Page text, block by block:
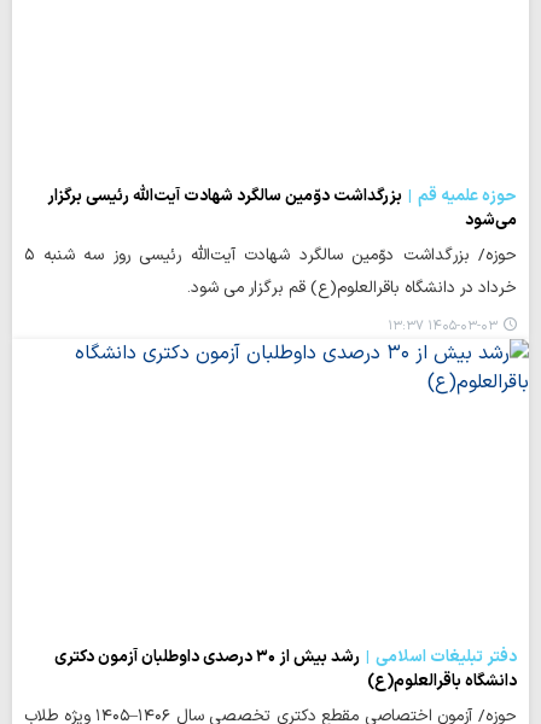
حوزه علمیه قم
بزرگداشت دوّمین سالگرد شهادت آیت‌الله رئیسی برگزار
می‌شود
حوزه/ بزرگداشت دوّمین سالگرد شهادت آیت‌الله رئیسی روز سه شنبه ۵
خرداد در دانشگاه باقرالعلوم(ع) قم برگزار می شود.
۱۴۰۵-۰۳-۰۳ ۱۳:۳۷
دفتر تبلیغات اسلامی
رشد بیش از ۳۰ درصدی داوطلبان آزمون دکتری
دانشگاه باقرالعلوم(ع)
حوزه/ آزمون اختصاصی مقطع دکتری تخصصی سال ۱۴۰۶–۱۴۰۵ ویژه طلاب